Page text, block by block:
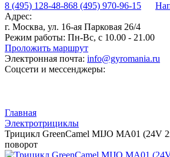
8 (495) 128-48-868 (495) 970-96-15
Адрес:
г. Москва, ул. 16-ая Парковая 26/4
Режим работы: Пн-Вс, с 10.00 - 21.00
Проложить маршрут
Электронная почта: info@gyromania.ru
Соцсети и мессенджеры:
Главная
Электротрициклы
Трицикл GreenCamel MIJO MA01 (24V
поворот